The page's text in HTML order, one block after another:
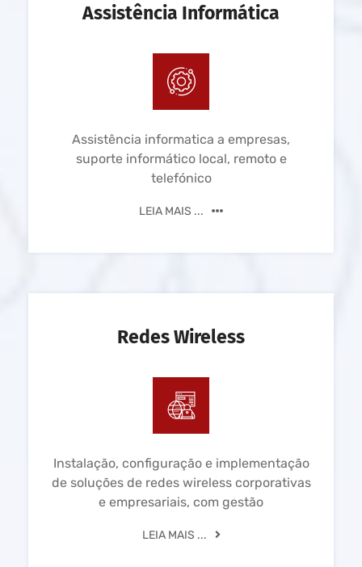
Assistência Informática
Assistência informatica a empresas,
suporte informático local, remoto e
telefónico
LEIA MAIS ...
Redes Wireless
Instalação, configuração e implementação
de soluções de redes wireless corporativas
e empresariais, com gestão
LEIA MAIS ...